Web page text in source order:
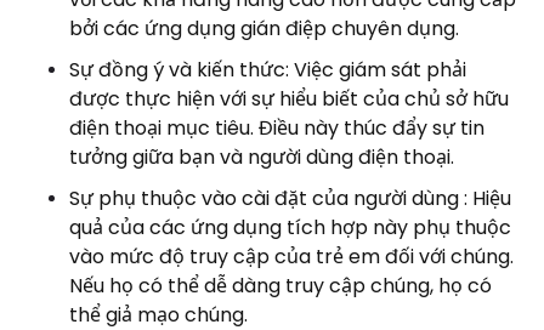
bởi các ứng dụng gián điệp chuyên dụng.
Sự đồng ý và kiến ​​thức: Việc giám sát phải
được thực hiện với sự hiểu biết của chủ sở hữu
điện thoại mục tiêu. Điều này thúc đẩy sự tin
tưởng giữa bạn và người dùng điện thoại.
Sự phụ thuộc vào cài đặt của người dùng : Hiệu
quả của các ứng dụng tích hợp này phụ thuộc
vào mức độ truy cập của trẻ em đối với chúng.
Nếu họ có thể dễ dàng truy cập chúng, họ có
thể giả mạo chúng.